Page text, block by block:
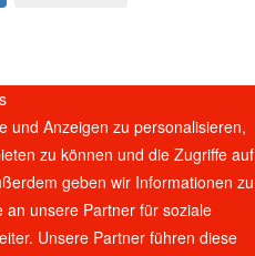
und Anzeigen zu personalisieren,
zu können und die Zugriffe auf
geben wir Informationen zu
an unsere Partner für soziale
Unsere Partner führen diese